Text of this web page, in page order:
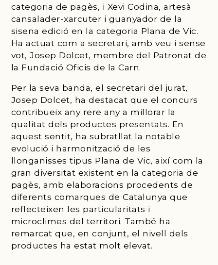
categoria de pagès, i Xevi Codina, artesà
cansalader-xarcuter i guanyador de la
sisena edició en la categoria Plana de Vic.
Ha actuat com a secretari, amb veu i sense
vot, Josep Dolcet, membre del Patronat de
la Fundació Oficis de la Carn.
Per la seva banda, el secretari del jurat,
Josep Dolcet, ha destacat que el concurs
contribueix any rere any a millorar la
qualitat dels productes presentats. En
aquest sentit, ha subratllat la notable
evolució i harmonització de les
llonganisses tipus Plana de Vic, així com la
gran diversitat existent en la categoria de
pagès, amb elaboracions procedents de
diferents comarques de Catalunya que
reflecteixen les particularitats i
microclimes del territori. També ha
remarcat que, en conjunt, el nivell dels
productes ha estat molt elevat.